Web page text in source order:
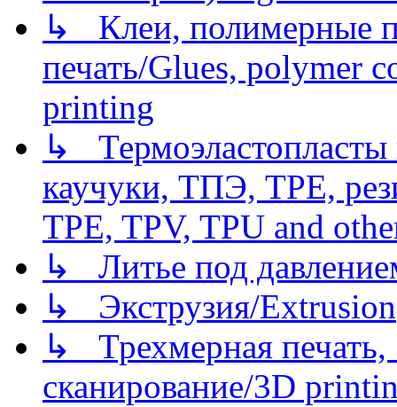
↳ Клеи, полимерные
печать/Glues, polymer
printing
↳
каучуки, ТПЭ, TPE,
TPE, TPV, TPU and
↳ Литье под
↳ Экструзия/Extrusion
↳ Трехмерная
сканирование/3D